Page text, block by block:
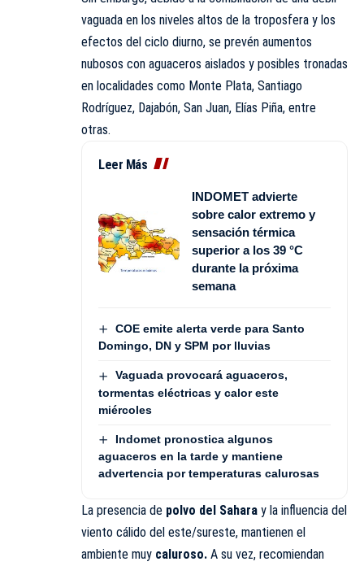
vaguada en los niveles altos de la troposfera y los
efectos del ciclo diurno, se prevén aumentos
nubosos con aguaceros aislados y posibles tronadas
en localidades como Monte Plata, Santiago
Rodríguez, Dajabón, San Juan, Elías Piña, entre
otras.
Leer Más
INDOMET advierte
sobre calor extremo y
sensación térmica
superior a los 39 °C
durante la próxima
semana
COE emite alerta verde para Santo
Domingo, DN y SPM por lluvias
Vaguada provocará aguaceros,
tormentas eléctricas y calor este
miércoles
Indomet pronostica algunos
aguaceros en la tarde y mantiene
advertencia por temperaturas calurosas
La presencia de polvo del Sahara y la influencia del
viento cálido del este/sureste, mantienen el
ambiente muy caluroso. A su vez, recomiendan